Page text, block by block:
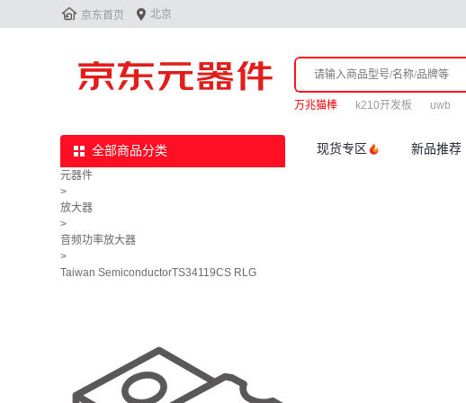
 京东首页  北京
万兆猫棒 k210开发板 uwb
全部商品分类 现货专区 新品推荐
元器件
>
放大器
>
音频功率放大器
>
Taiwan SemiconductorTS34119CS RLG